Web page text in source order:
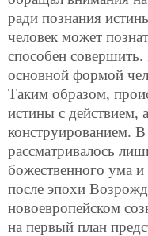
ради познания
человек может
способен
основной формой
Таким образом,
истины с действием,
конструированием. В
рассматривалось
божественного ума
после эпохи
новоевропейском
на первый план